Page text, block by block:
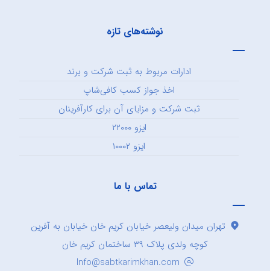
نوشته‌های تازه
ادارات مربوط به ثبت شرکت و برند
اخذ جواز کسب کافی‌شاپ
ثبت شرکت و مزایای آن برای کارآفرینان
ایزو ۲۲۰۰۰
ایزو ۱۰۰۰۲
تماس با ما
تهران میدان ولیعصر خیابان کریم خان خیابان به آفرین
کوچه ولدی پلاک ۳۹ ساختمان کریم خان
Info@sabtkarimkhan.com